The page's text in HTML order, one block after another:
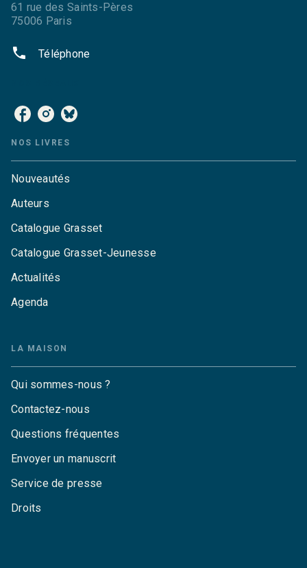
61 rue des Saints-Pères
75006 Paris
phone Téléphone
NOS LIVRES
Nouveautés
Auteurs
Catalogue Grasset
Catalogue Grasset-Jeunesse
Actualités
Agenda
LA MAISON
Qui sommes-nous ?
Contactez-nous
Questions fréquentes
Envoyer un manuscrit
Service de presse
Droits